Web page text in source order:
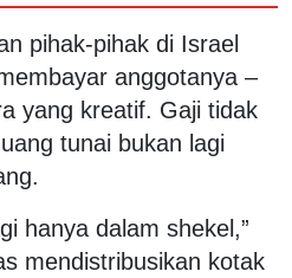
pihak-pihak di Israel
anggotanya –
yang kreatif. Gaji tidak
tunai bukan lagi
hanya dalam shekel,”
mendistribusikan kotak